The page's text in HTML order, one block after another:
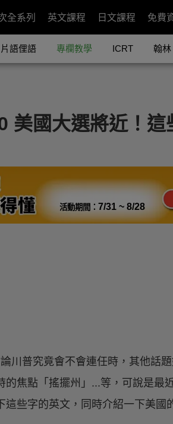
全系列 英文課程 日文課程 免費
片語俚語 專欄教學 ICRT 翰林
美國大選將近！
活動期間： 7/31 ~ 8/28
川普究竟會不會連任時，其他話
焦點「搖擺州」...等，可說是最
些字的英文，同時介紹一下美國